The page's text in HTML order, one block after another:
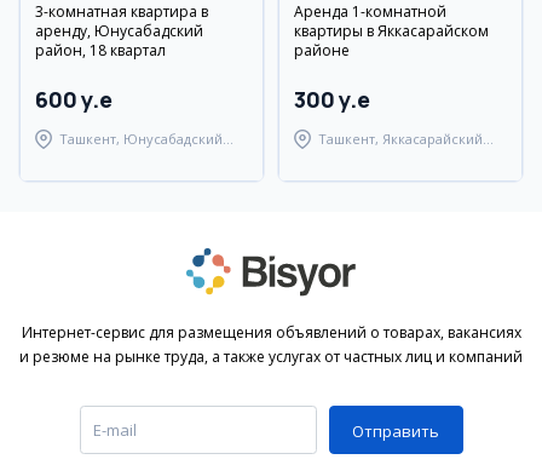
3-комнатная квартира в
аренду, Юнусабадский
район, 18 квартал
600 y.e
Ташкент, Юнусабадский
Аренда 1-комнатной
квартиры в Яккасарайском
районе
300 y.e
Ташкент, Яккасарайский
Интернет-сервис для размещения объявлений о товарах, вакансиях
и резюме на рынке труда, а также услугах от частных лиц и компаний
Отправить